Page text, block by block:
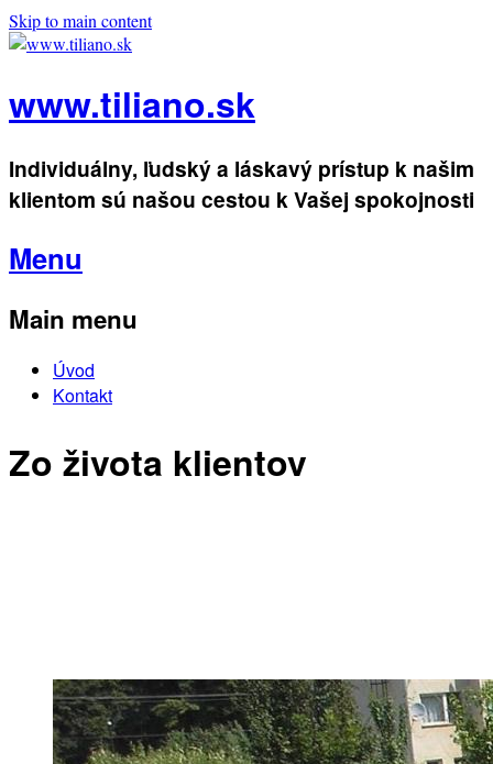
Skip to main content
www.tiliano.sk
Individuálny, ľudský a láskavý prístup k našim
klientom sú našou cestou k Vašej spokojnosti
Menu
Main menu
Úvod
Kontakt
Zo života klientov